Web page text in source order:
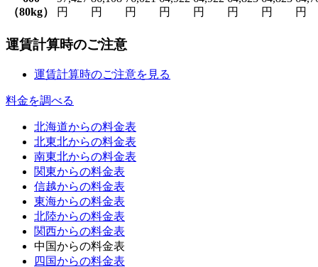
（80kg）
円
円
円
円
円
円
円
円
運賃計算時のご注意
運賃計算時のご注意を見る
料金を調べる
北海道からの料金表
北東北からの料金表
南東北からの料金表
関東からの料金表
信越からの料金表
東海からの料金表
北陸からの料金表
関西からの料金表
中国からの料金表
四国からの料金表